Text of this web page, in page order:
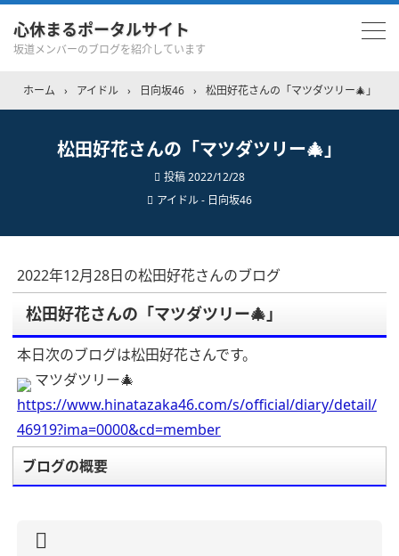
心休まるポータルサイト
坂道メンバーのブログを紹介しています
ホーム › アイドル › 日向坂46 › 松田好花さんの「マツダツリー🎄」
松田好花さんの「マツダツリー🎄」
投稿2022/12/28
アイドル - 日向坂46
2022年12月28日の松田好花さんのブログ
松田好花さんの「マツダツリー🎄」
本日次のブログは松田好花さんです。
マツダツリー🎄
https://www.hinatazaka46.com/s/official/diary/detail/
46919?ima=0000&cd=member
ブログの概要